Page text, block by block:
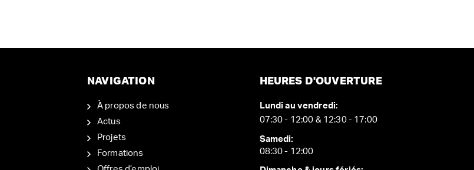
NAVIGATION
À propos de nous
Actus
Projets
Formations
HEURES D'OUVERTURE
Lundi au vendredi:
07:30 - 12:00 & 12:30 - 17:00
Samedi:
08:30 - 12:00